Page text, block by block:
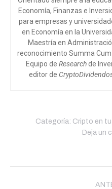
Economía, Finanzas e
para empresas y
en Economía en la
Maestría en
reconocimiento Summa Cum
Equipo de Researchde
editor de
Categoría: Cripto en
Deja un